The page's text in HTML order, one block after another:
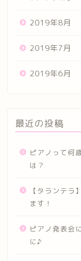
2019年8月
2019年7月
2019年6月
最近の投稿
ピアノって何
は？
【タランテラ
ます！
ピアノ発表会
に♪